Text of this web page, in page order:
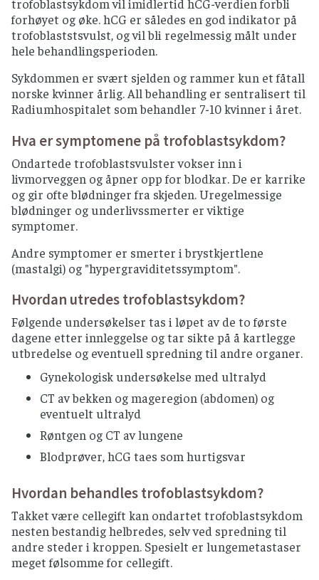
trofoblastsykdom vil imidlertid hCG-verdien forbli
forhøyet og øke. hCG er således en god indikator på
trofoblaststsvulst, og vil bli regelmessig målt under
hele behandlingsperioden.
Sykdommen er svært sjelden og rammer kun et fåtall
norske kvinner årlig. All behandling er sentralisert til
Radiumhospitalet som behandler 7-10 kvinner i året.
Hva er symptomene på trofoblastsykdom?
Ondartede trofoblastsvulster vokser inn i
livmorveggen og åpner opp for blodkar. De er karrike
og gir ofte blødninger fra skjeden. Uregelmessige
blødninger og underlivssmerter er viktige
symptomer.
Andre symptomer er smerter i brystkjertlene
(mastalgi) og "hypergraviditetssymptom".
Hvordan utredes trofoblastsykdom?
Følgende undersøkelser tas i løpet av de to første
dagene etter innleggelse og tar sikte på å kartlegge
utbredelse og eventuell spredning til andre organer.
Gynekologisk undersøkelse med ultralyd
CT av bekken og mageregion (abdomen) og
eventuelt ultralyd
Røntgen og CT av lungene
Blodprøver, hCG taes som hurtigsvar
Hvordan behandles trofoblastsykdom?
Takket være cellegift kan ondartet trofoblastsykdom
nesten bestandig helbredes, selv ved spredning til
andre steder i kroppen. Spesielt er lungemetastaser
meget følsomme for cellegift.